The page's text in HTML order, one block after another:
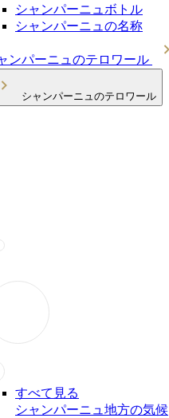
シャンパーニュボトル
シャンパーニュの名称
ンパーニュのテロワール
シャンパーニュのテロワール
すべて見る
シャンパーニュ地方の気候